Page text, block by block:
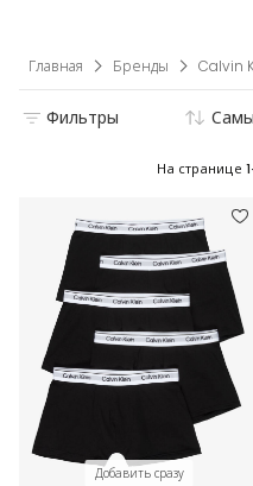
Главная Бренды Calvin
Фильтры
На странице
Добавить сразу